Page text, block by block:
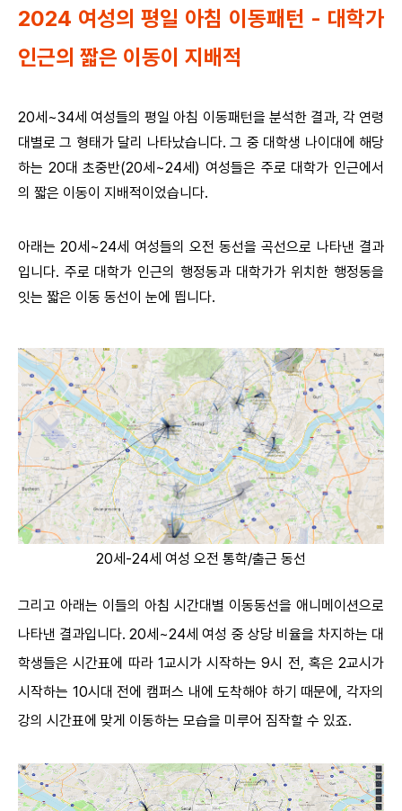
2024 여성의 평일 아침 이동패턴 - 대학가
인근의 짧은 이동이 지배적
20세~34세 여성들의 평일 아침 이동패턴을 분석한 결과, 각 연령
대별로 그 형태가 달리 나타났습니다. 그 중 대학생 나이대에 해당
하는 20대 초중반(20세~24세) 여성들은 주로 대학가 인근에서
의 짧은 이동이 지배적이었습니다.
아래는 20세~24세 여성들의 오전 동선을 곡선으로 나타낸 결과
입니다. 주로 대학가 인근의 행정동과 대학가가 위치한 행정동을
잇는 짧은 이동 동선이 눈에 띕니다.
20세-24세 여성 오전 통학/출근 동선
그리고 아래는 이들의 아침 시간대별 이동동선을 애니메이션으로
나타낸 결과입니다. 20세~24세 여성 중 상당 비율을 차지하는 대
학생들은 시간표에 따라 1교시가 시작하는 9시 전, 혹은 2교시가
시작하는 10시대 전에 캠퍼스 내에 도착해야 하기 때문에, 각자의
강의 시간표에 맞게 이동하는 모습을 미루어 짐작할 수 있죠.